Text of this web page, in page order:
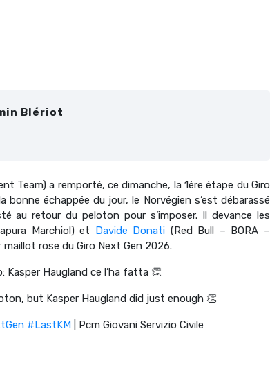
Blériot
Team) a remporté, ce dimanche, la 1ère étape du Giro
bonne échappée du jour, le Norvégien s’est débarassé
au retour du peloton pour s’imposer. Il devance les
Marchiol) et
Davide Donati (Red Bull – BORA –
maillot rose du Giro Next Gen 2026.
Haugland ce l’ha fatta 👏
but Kasper Haugland did just enough 👏
#LastKM
| Pcm Giovani Servizio Civile